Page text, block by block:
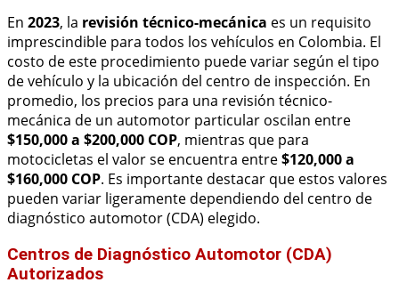
En 2023, la revisión técnico-mecánica es un requisito
imprescindible para todos los vehículos en Colombia. El
costo de este procedimiento puede variar según el tipo
de vehículo y la ubicación del centro de inspección. En
promedio, los precios para una revisión técnico-
mecánica de un automotor particular oscilan entre
$150,000 a $200,000 COP, mientras que para
motocicletas el valor se encuentra entre$120,000 a
$160,000 COP. Es importante destacar que estos valores
pueden variar ligeramente dependiendo del centro de
diagnóstico automotor (CDA) elegido.
Centros de Diagnóstico Automotor (CDA)
Autorizados